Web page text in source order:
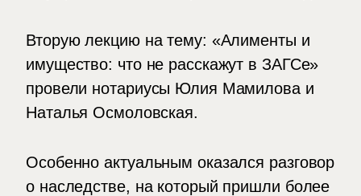
Вторую лекцию на тему: «Алименты и
имущество: что не расскажут в ЗАГСе»
провели нотариусы Юлия Мамилова и
Наталья Осмоловская.
Особенно актуальным оказался разговор
о наследстве, на который пришли более